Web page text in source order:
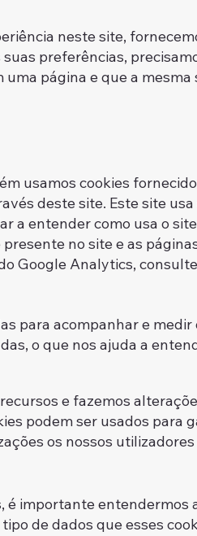
neste site,
preferências,
página e que a
usamos cookies
deste site. Este site
a entender como usa o
no site e as
do Google
para acompanhar e
visitadas, o que nos
e fazemos
podem ser usados
os nossos
é importante
de dados que esses